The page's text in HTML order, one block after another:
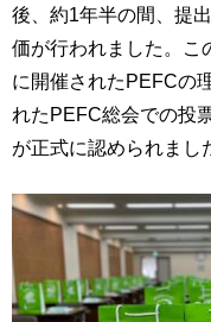
後、約1年半の間、提
価が行われました。こ
に開催されたPEFCの
れたPEFC総会での投
が正式に認められまし